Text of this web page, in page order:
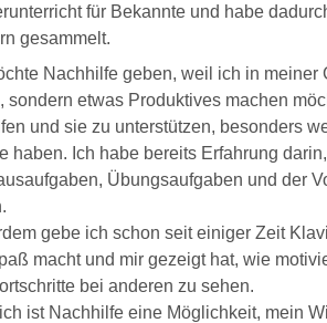
für Bekannte und habe
gesammelt.
Nachhilfe geben, weil ich in
sondern etwas Produktives machen
und sie zu unterstützen, besonders
haben. Ich habe bereits Erfahrung
Übungsaufgaben und der
gebe ich schon seit einiger Zeit
macht und mir gezeigt hat, wie
bei anderen zu sehen.
ist Nachhilfe eine Möglichkeit, mein